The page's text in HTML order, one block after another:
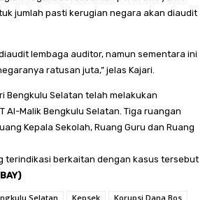
jumlah pasti kerugian negara akan diaudit
lembaga auditor, namun sementara ini
ratusan juta,” jelas Kajari.
Bengkulu Selatan telah melakukan
Al-Malik Bengkulu Selatan. Tiga ruangan
Kepala Sekolah, Ruang Guru dan Ruang
terindikasi berkaitan dengan kasus tersebut
Selatan Kepsek Korupsi Dana Bos